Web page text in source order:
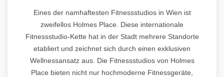
Eines der namhaftesten Fitnessstudios in Wien ist
zweifellos Holmes Place. Diese internationale
Fitnessstudio-Kette hat in der Stadt mehrere Standorte
etabliert und zeichnet sich durch einen exklusiven
Wellnessansatz aus. Die Fitnessstudios von Holmes
Place bieten nicht nur hochmoderne Fitnessgeräte,